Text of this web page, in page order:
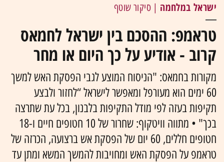
ישראל במלחמה | סיקור שוטף
טראמפ: ההסכם בין ישראל לחמאס
קרוב - אודיע על כך היום או מחר
מקורות בחמאס: "הניסוח המוצע לגבי הפסקת האש למשך
60 ימים הוא מעורפל ומאפשר לישראל “לחזור ולבצע
תקיפות בעזה לפי מודל התקיפות בלבנון, בכל עת שתרצה
בכך" • מתווה וויטקוף: שחרור של 10 חטופים חיים ו-18
חטופים חללים, 60 יום של הפסקת אש ברצועה, הכרזה של
טראמפ על הפסקת האש ומחויבות להמשך המשא ומתן עד